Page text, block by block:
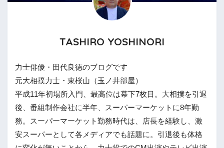
TASHIRO YOSHINORI
力士俳優・田代良徳のブログです
元大相撲力士・東桜山（玉ノ井部屋）
平成11年初場所入門、最高位は幕下7枚目。大相撲を引退
後、番組制作会社に半年、スーパーマーケットに8年勤
務。スーパーマーケット勤務時代は、店長を経験し、激
安スーパーとして各メディアでも話題に。引退後も体格